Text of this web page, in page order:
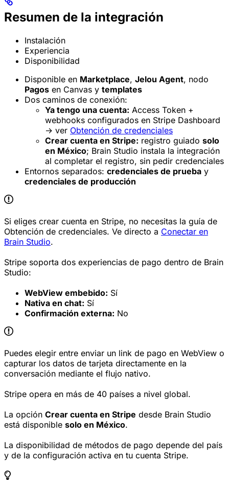
Resumen de la integración
Instalación
Experiencia
Disponibilidad
Disponible en Marketplace, Jelou Agent, nodo
Pagos en Canvas y templates
Dos caminos de conexión:
Ya tengo una cuenta: Access Token +
webhooks configurados en Stripe Dashboard
→ ver Obtención de credenciales
Crear cuenta en Stripe: registro guiado solo
en México; Brain Studio instala la integración
al completar el registro, sin pedir credenciales
Entornos separados: credenciales de prueba y
credenciales de producción
Si eliges crear cuenta en Stripe, no necesitas la guía de
Obtención de credenciales. Ve directo a Conectar en
Brain Studio.
Stripe soporta dos experiencias de pago dentro de Brain
Studio:
WebView embebido: Sí
Nativa en chat: Sí
Confirmación externa: No
Puedes elegir entre enviar un link de pago en WebView o
capturar los datos de tarjeta directamente en la
conversación mediante el flujo nativo.
Stripe opera en más de 40 países a nivel global.
La opción Crear cuenta en Stripe desde Brain Studio
está disponible solo en México.
La disponibilidad de métodos de pago depende del país
y de la configuración activa en tu cuenta Stripe.